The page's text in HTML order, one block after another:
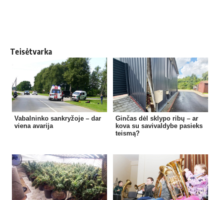
Teisėtvarka
Vabalninko sankryžoje – dar
viena avarija
Ginčas dėl sklypo ribų – ar
kova su savivaldybe pasieks
teismą?